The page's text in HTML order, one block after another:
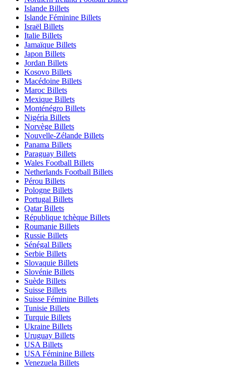
Islande Billets
Islande Féminine Billets
Israël Billets
Italie Billets
Jamaïque Billets
Japon Billets
Jordan Billets
Kosovo Billets
Macédoine Billets
Maroc Billets
Mexique Billets
Monténégro Billets
Nigéria Billets
Norvège Billets
Nouvelle-Zélande Billets
Panama Billets
Paraguay Billets
Wales Football Billets
Netherlands Football Billets
Pérou Billets
Pologne Billets
Portugal Billets
Qatar Billets
République tchèque Billets
Roumanie Billets
Russie Billets
Sénégal Billets
Serbie Billets
Slovaquie Billets
Slovénie Billets
Suède Billets
Suisse Billets
Suisse Féminine Billets
Tunisie Billets
Turquie Billets
Ukraine Billets
Uruguay Billets
USA Billets
USA Féminine Billets
Venezuela Billets